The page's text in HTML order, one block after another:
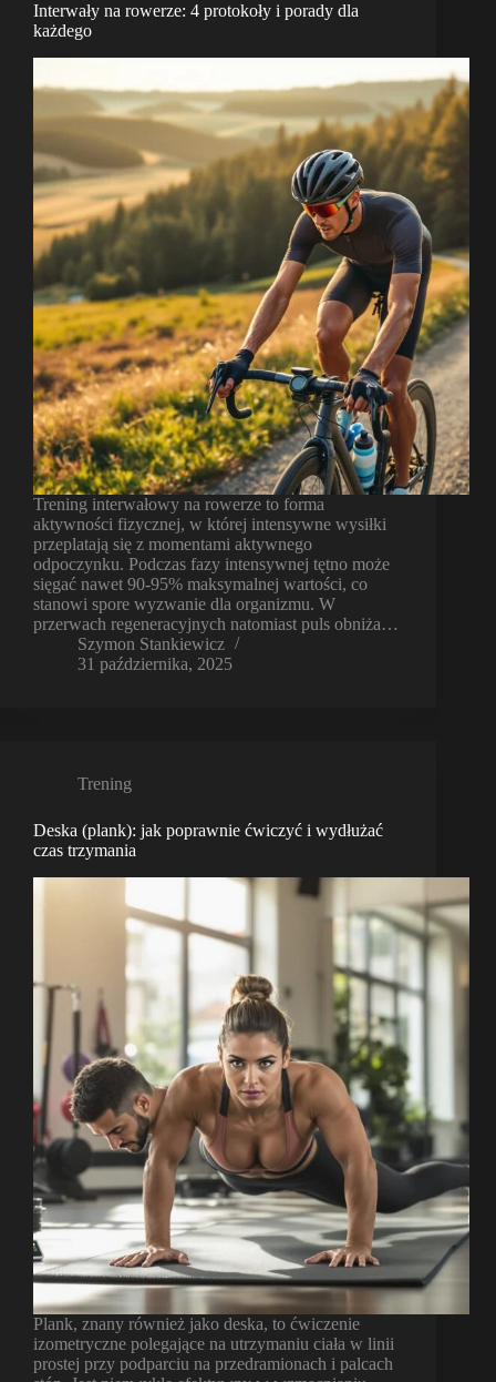
Interwały na rowerze: 4 protokoły i porady dla
każdego
Trening interwałowy na rowerze to forma
aktywności fizycznej, w której intensywne wysiłki
przeplatają się z momentami aktywnego
odpoczynku. Podczas fazy intensywnej tętno może
sięgać nawet 90-95% maksymalnej wartości, co
stanowi spore wyzwanie dla organizmu. W
przerwach regeneracyjnych natomiast puls obniża…
Szymon Stankiewicz
31 października, 2025
Trening
Deska (plank): jak poprawnie ćwiczyć i wydłużać
czas trzymania
Plank, znany również jako deska, to ćwiczenie
izometryczne polegające na utrzymaniu ciała w linii
prostej przy podparciu na przedramionach i palcach